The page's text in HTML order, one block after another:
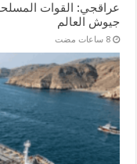
عراقجي: القوات المسلحة
جيوش العالم
‏8 ساعات مضت